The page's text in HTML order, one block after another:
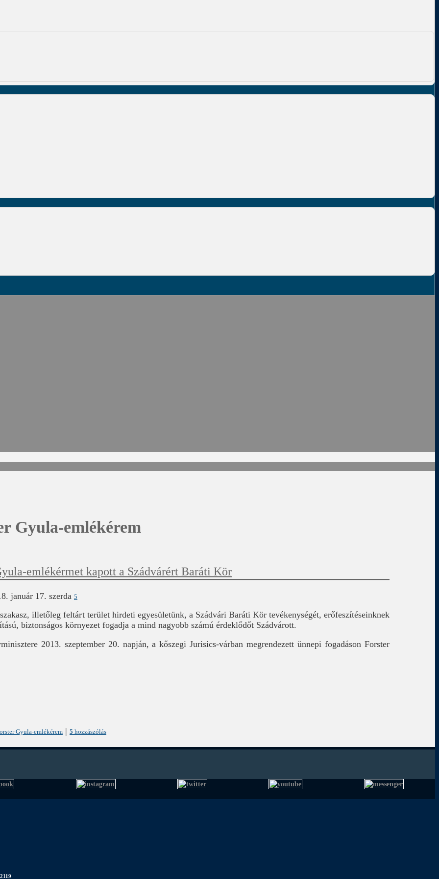
Gyula-emlékérem
emlékérmet kapott a Szádvárért Baráti Kör
január 17. szerda 5
illetőleg feltárt terület hirdeti egyesületünk, a Szádvári Baráti Kör tevékenységét, erőfeszítéseinknek
biztonságos környezet fogadja a mind nagyobb számú érdeklődőt Szádvárott.
2013. szeptember 20. napján, a kőszegi Jurisics-várban megrendezett ünnepi fogadáson Forster
Gyula-emlékérem| 5 hozzászólás